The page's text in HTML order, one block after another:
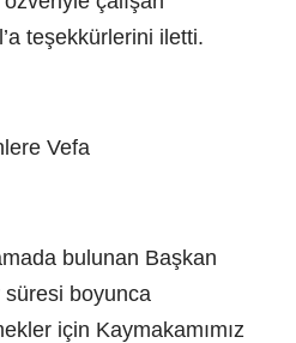
teşekkürlerini iletti.
Vefa
bulunan Başkan
süresi boyunca
için Kaymakamımız